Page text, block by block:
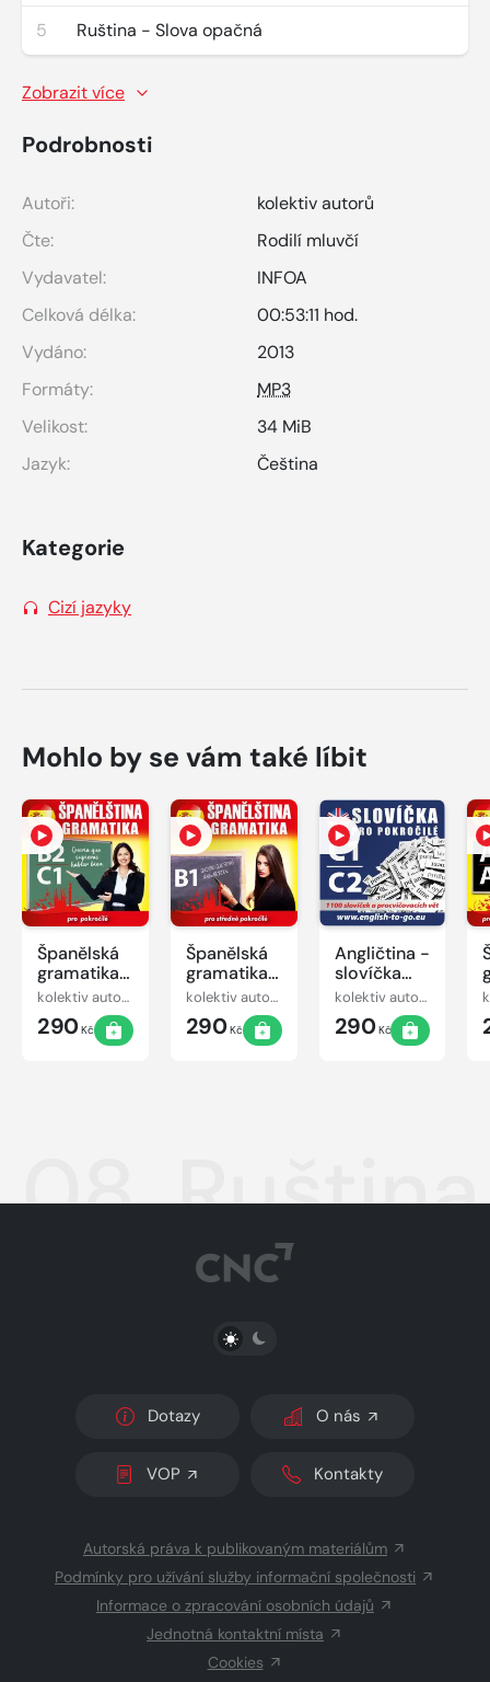
5 Ruština - Slova opačná
Zobrazit více
Podrobnosti
Autoři:
kolektiv autorů
Čte:
Rodilí mluvčí
Vydavatel:
INFOA
Celková délka:
00:53:11 hod.
Vydáno:
2013
Formáty:
MP3
Velikost:
34 MiB
Jazyk:
Čeština
Kategorie
Cizí jazyky
Mohlo by se vám také líbit
Španělská
gramatika
B2, C1
kolektiv autorů
290Kč
Španělská
gramatika
B1
kolektiv autorů
290Kč
Angličtina -
slovíčka
pro
pokročilé
C1-C2
kolektiv autorů
290Kč
08.
PŘEPNOUT SVĚTLÝ/TMAVÝ REŽIM
Dotazy O nás
VOP Kontakty
Autorská práva k publikovaným materiálům
Podmínky pro užívání služby informační společnosti
Informace o zpracování osobních údajů
Jednotná kontaktní místa
Cookies